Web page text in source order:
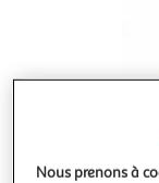
Nous prenons à